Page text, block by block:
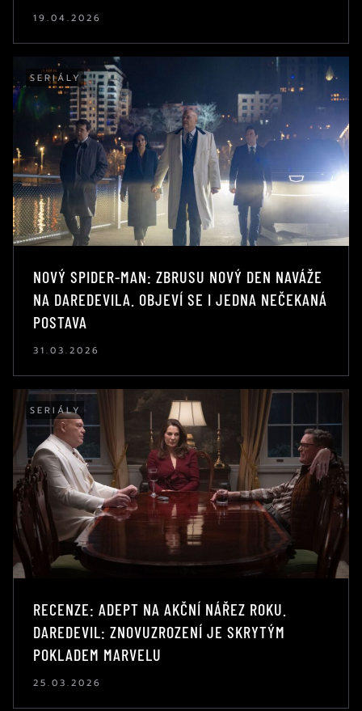
19.04.2026
SERIÁLY
NOVÝ SPIDER-MAN: ZBRUSU NOVÝ DEN NAVÁŽE
NA DAREDEVILA. OBJEVÍ SE I JEDNA NEČEKANÁ
POSTAVA
31.03.2026
SERIÁLY
RECENZE: ADEPT NA AKČNÍ NÁŘEZ ROKU.
DAREDEVIL: ZNOVUZROZENÍ JE SKRYTÝM
POKLADEM MARVELU
25.03.2026